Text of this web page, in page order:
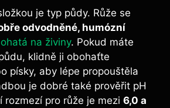
‌je⁣ typ půdy.‌ Růže se
odvodněné, humózní⁣
na živiny.​ Pokud máte
klidně ji obohaťte‌
písky, aby lépe propouštěla
je dobré⁢ také ⁣prověřit pH
rozmezí pro růže je mezi 6,0‌ a⁣